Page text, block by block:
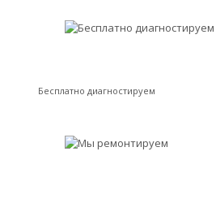
Бесплатно диагностируем